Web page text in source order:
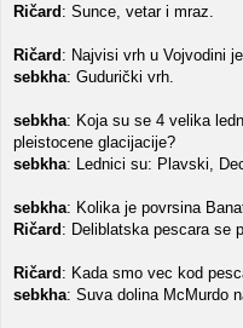
Ričard : Sunce, vetar i mraz.
Ričard : Najvisi vrh u Vojvodini
sebkha: Gudurički vrh.
sebkha: Koja su se 4 velika
pleistocene glacijacije?
sebkha: Lednici su: Plavski,
sebkha: Kolika je povrsina
Ričard : Deliblatska pescara se
Ričard : Kada smo vec kod
sebkha: Suva dolina McMurdo